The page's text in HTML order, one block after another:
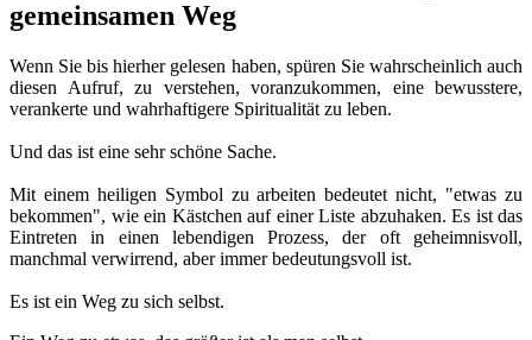
gemeinsamen Weg
Wenn Sie bis hierher gelesen haben, spüren Sie wahrscheinlich auch
diesen Aufruf, zu verstehen, voranzukommen, eine bewusstere,
verankerte und wahrhaftigere Spiritualität zu leben.
Und das ist eine sehr schöne Sache.
Mit einem heiligen Symbol zu arbeiten bedeutet nicht, "etwas zu
bekommen", wie ein Kästchen auf einer Liste abzuhaken. Es ist das
Eintreten in einen lebendigen Prozess, der oft geheimnisvoll,
manchmal verwirrend, aber immer bedeutungsvoll ist.
Es ist ein Weg zu sich selbst.